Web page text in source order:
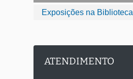
Exposições na Biblioteca
ATENDIMENTO